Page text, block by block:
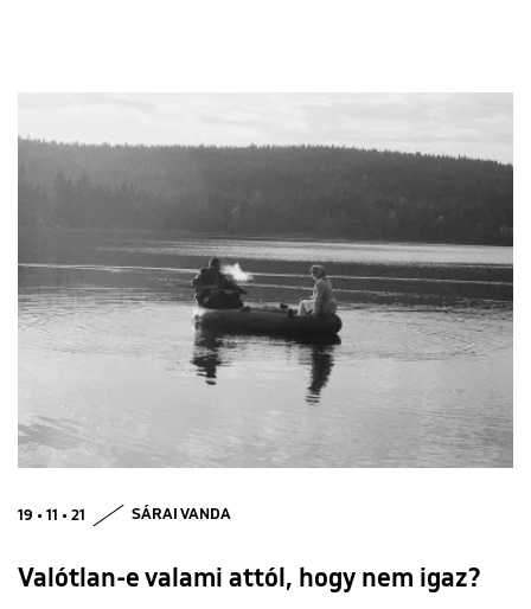
19 • 11 • 21 SÁRAI VANDA
Valótlan-e valami attól, hogy nem igaz?